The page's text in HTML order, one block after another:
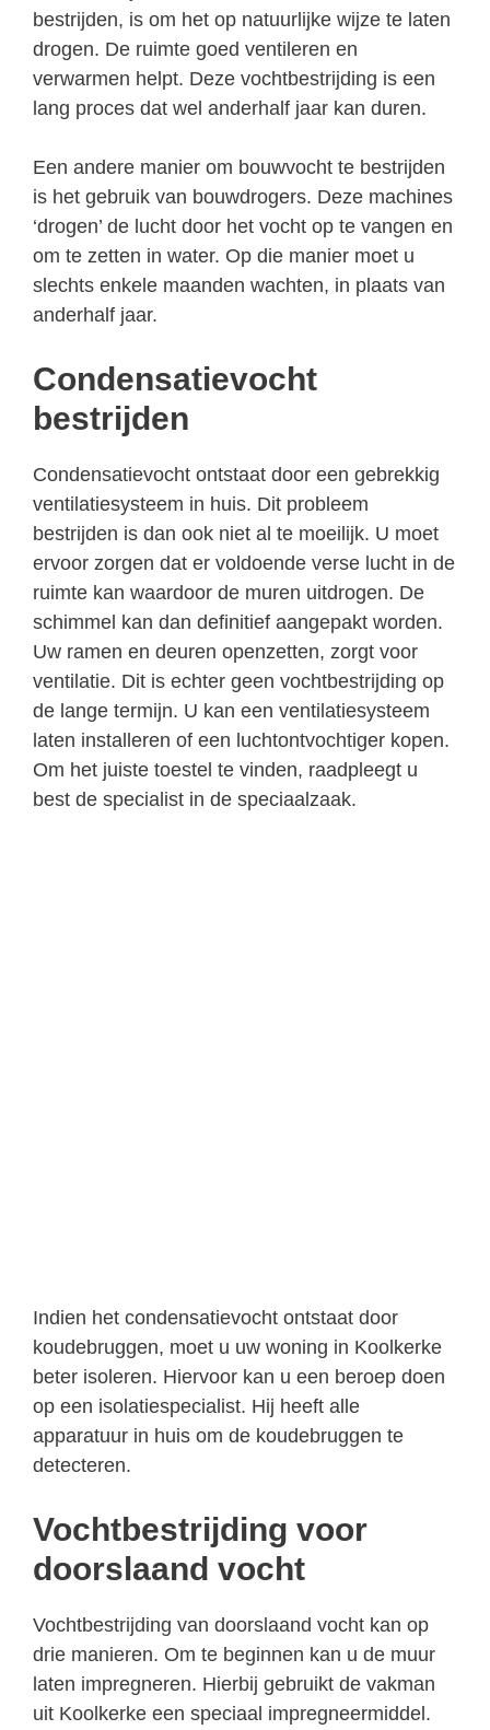
bestrijden, is om het op natuurlijke wijze te laten
drogen. De ruimte goed ventileren en
verwarmen helpt. Deze vochtbestrijding is een
lang proces dat wel anderhalf jaar kan duren.
Een andere manier om bouwvocht te bestrijden
is het gebruik van bouwdrogers. Deze machines
‘drogen’ de lucht door het vocht op te vangen en
om te zetten in water. Op die manier moet u
slechts enkele maanden wachten, in plaats van
anderhalf jaar.
Condensatievocht
bestrijden
Condensatievocht ontstaat door een gebrekkig
ventilatiesysteem in huis. Dit probleem
bestrijden is dan ook niet al te moeilijk. U moet
ervoor zorgen dat er voldoende verse lucht in de
ruimte kan waardoor de muren uitdrogen. De
schimmel kan dan definitief aangepakt worden.
Uw ramen en deuren openzetten, zorgt voor
ventilatie. Dit is echter geen vochtbestrijding op
de lange termijn. U kan een ventilatiesysteem
laten installeren of een luchtontvochtiger kopen.
Om het juiste toestel te vinden, raadpleegt u
best de specialist in de speciaalzaak.
Indien het condensatievocht ontstaat door
koudebruggen, moet u uw woning in Koolkerke
beter isoleren. Hiervoor kan u een beroep doen
op een isolatiespecialist. Hij heeft alle
apparatuur in huis om de koudebruggen te
detecteren.
Vochtbestrijding voor
doorslaand vocht
Vochtbestrijding van doorslaand vocht kan op
drie manieren. Om te beginnen kan u de muur
laten impregneren. Hierbij gebruikt de vakman
uit Koolkerke een speciaal impregneermiddel.